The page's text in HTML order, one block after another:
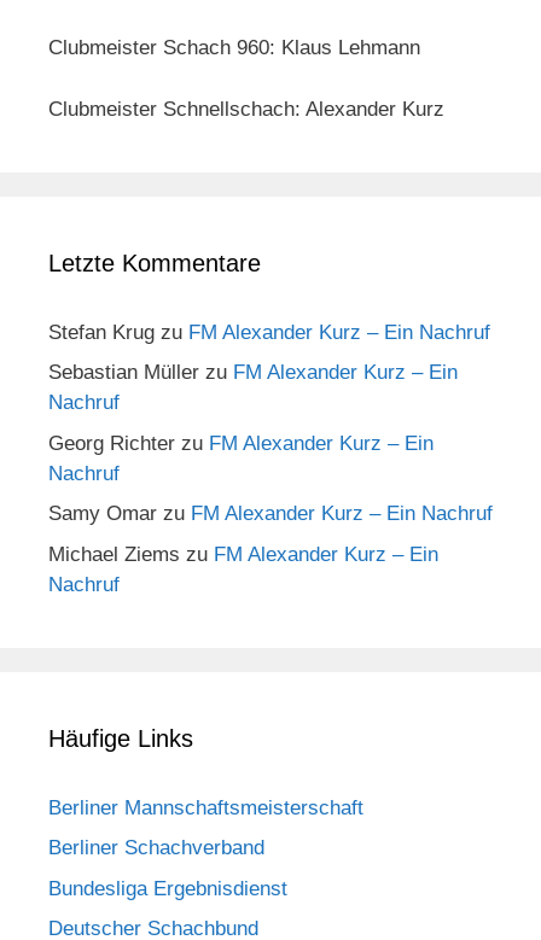
Clubmeister Schach 960: Klaus Lehmann
Clubmeister Schnellschach: Alexander Kurz
Letzte Kommentare
Stefan Krug zu FM Alexander Kurz – Ein Nachruf
Sebastian Müller zu FM Alexander Kurz – Ein
Nachruf
Georg Richter zu FM Alexander Kurz – Ein
Nachruf
Samy Omar zu FM Alexander Kurz – Ein Nachruf
Michael Ziems zu FM Alexander Kurz – Ein
Nachruf
Häufige Links
Berliner Mannschaftsmeisterschaft
Berliner Schachverband
Bundesliga Ergebnisdienst
Deutscher Schachbund